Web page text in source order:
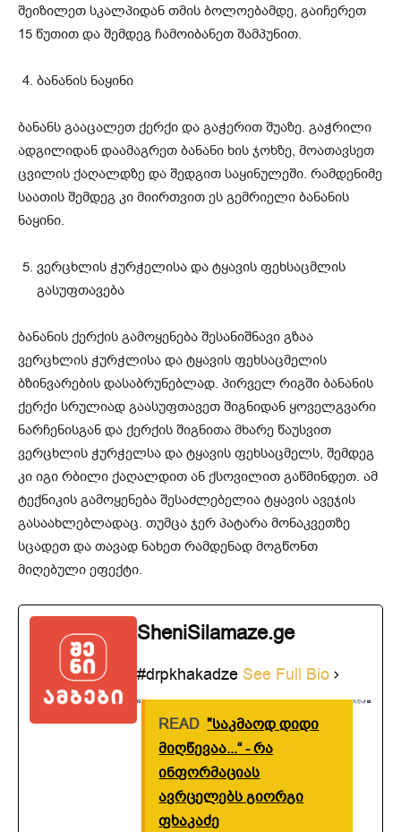
შეიზილეთ სკალპიდან თმის ბოლოებამდე, გაიჩერეთ
15 წუთით და შემდეგ ჩამოიბანეთ შამპუნით.
ბანანის ნაყინი
ბანანს გააცალეთ ქერქი და გაჭერით შუაზე. გაჭრილი
ადგილიდან დაამაგრეთ ბანანი ხის ჯოხზე, მოათავსეთ
ცვილის ქაღალდზე და შედგით საყინულეში. რამდენიმე
საათის შემდეგ კი მიირთვით ეს გემრიელი ბანანის
ნაყინი.
ვერცხლის ჭურჭელისა და ტყავის ფეხსაცმლის
გასუფთავება
ბანანის ქერქის გამოყენება შესანიშნავი გზაა
ვერცხლის ჭურჭლისა და ტყავის ფეხსაცმელის
ბზინვარების დასაბრუნებლად. პირველ რიგში ბანანის
ქერქი სრულიად გაასუფთავეთ შიგნიდან ყოველგვარი
ნარჩენისგან და ქერქის შიგნითა მხარე წაუსვით
ვერცხლის ჭურჭელსა და ტყავის ფეხსაცმელს, შემდეგ
კი იგი რბილი ქაღალდით ან ქსოვილით გაწმინდეთ. ამ
ტექნიკის გამოყენება შესაძლებელია ტყავის ავეჯის
გასაახლებლადაც. თუმცა ჯერ პატარა მონაკვეთზე
სცადეთ და თავად ნახეთ რამდენად მოგწონთ
მიღებული ეფექტი.
SheniSilamaze.ge
#drpkhakadze See Full Bio
READ "საკმაოდ დიდი
მიღწევაა...“ - რა
ინფორმაციას
ავრცელებს გიორგი
ფხაკაძე